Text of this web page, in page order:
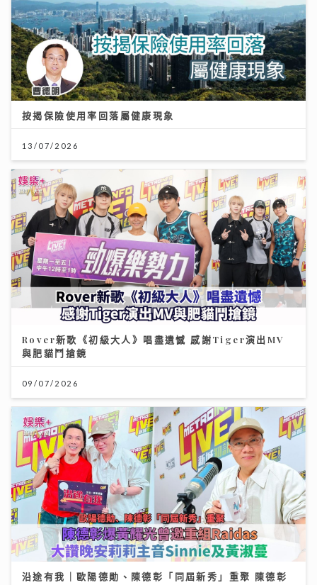
按揭保險使用率回落屬健康現象
13/07/2026
Rover新歌《初級大人》唱盡遺憾 感謝Tiger演出MV
與肥貓鬥搶鏡
09/07/2026
沿途有我｜歐陽德勛、陳德彰「同屆新秀」重聚 陳德彰